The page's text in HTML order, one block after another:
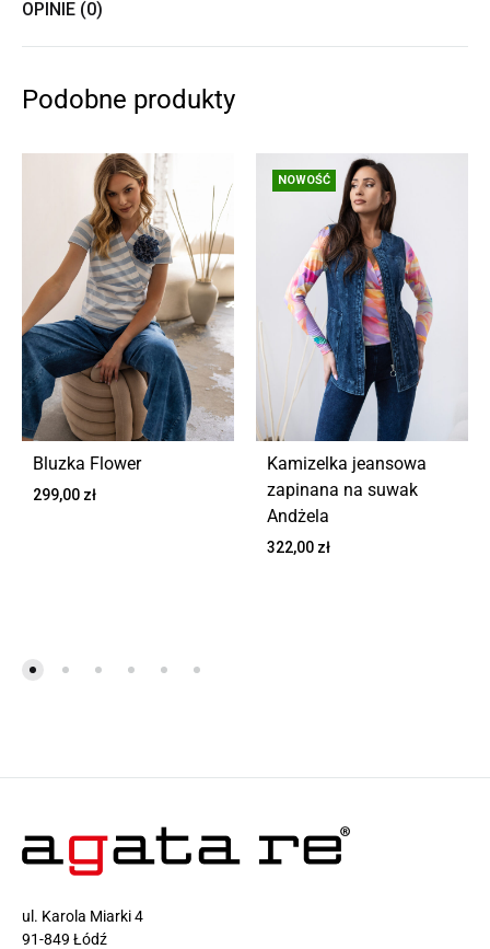
OPINIE (0)
Podobne produkty
Bluzka Flower
299,00 zł
NOWOŚĆ
Kamizelka jeansowa
zapinana na suwak
Andżela
322,00 zł
ul. Karola Miarki 4
91-849 Łódź